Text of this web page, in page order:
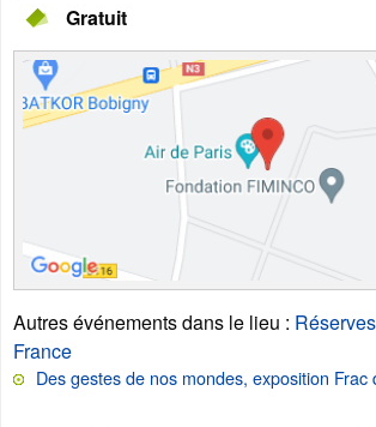
Gratuit
Autres événements dans le lieu :
France
Des gestes de nos mondes, exposition Frac